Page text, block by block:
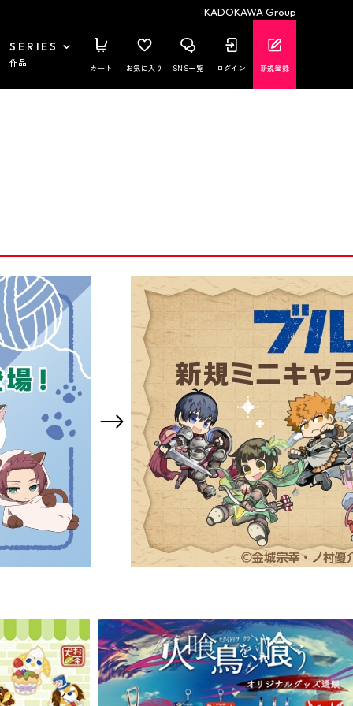
KADOKAWA Group
SERIES
作品 カート お気に入り SNS一覧 ログイン 新規登録